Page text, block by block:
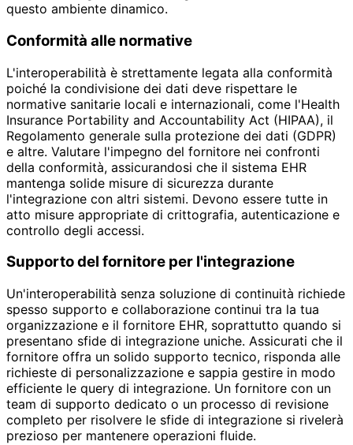
questo ambiente dinamico.
Conformità alle normative
L'interoperabilità è strettamente legata alla conformità
poiché la condivisione dei dati deve rispettare le
normative sanitarie locali e internazionali, come l'Health
Insurance Portability and Accountability Act (HIPAA), il
Regolamento generale sulla protezione dei dati (GDPR)
e altre. Valutare l'impegno del fornitore nei confronti
della conformità, assicurandosi che il sistema EHR
mantenga solide misure di sicurezza durante
l'integrazione con altri sistemi. Devono essere tutte in
atto misure appropriate di crittografia, autenticazione e
controllo degli accessi.
Supporto del fornitore per l'integrazione
Un'interoperabilità senza soluzione di continuità richiede
spesso supporto e collaborazione continui tra la tua
organizzazione e il fornitore EHR, soprattutto quando si
presentano sfide di integrazione uniche. Assicurati che il
fornitore offra un solido supporto tecnico, risponda alle
richieste di personalizzazione e sappia gestire in modo
efficiente le query di integrazione. Un fornitore con un
team di supporto dedicato o un processo di revisione
completo per risolvere le sfide di integrazione si rivelerà
prezioso per mantenere operazioni fluide.